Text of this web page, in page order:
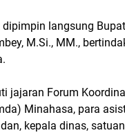
dipimpin langsung
M.Si., MM.,
jajaran Forum
Minahasa, para
kepala dinas,